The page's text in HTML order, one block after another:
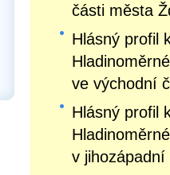
části města
Hlásný profil
ve východní
Hlásný profil
v jihozápadní